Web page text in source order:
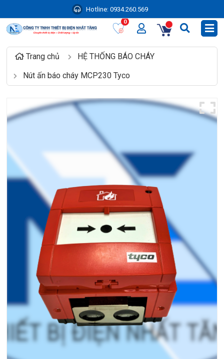
Hotline: 0934.260.569
0
Trang chủ
HỆ THỐNG BÁO CHÁY
Nút ấn báo cháy MCP230 Tyco